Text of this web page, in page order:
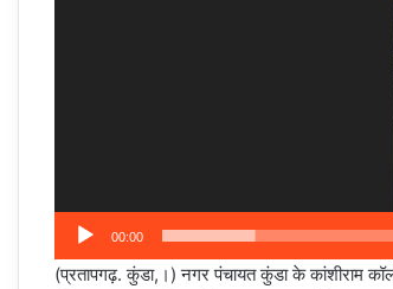
00:00
(प्रतापगढ़. कुंडा,।) नगर पंचायत कुंडा के कांशीराम